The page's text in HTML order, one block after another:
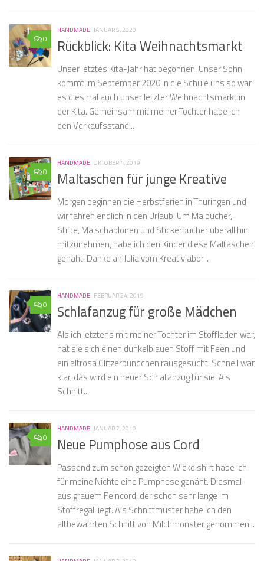
0
HANDMADE JANUAR 5, 2020
Rückblick: Kita Weihnachtsmarkt
Unser letztes Kita-Jahr hat begonnen. Unser Sohn
kommt im September 2020 in die Schule uns so war
es diesmal auch unser letzter Weihnachtsmarkt in
der Kita. Gemeinsam mit meiner Tochter habe ich
den Verkaufsstand...
0
HANDMADE OKTOBER 4, 2019
Maltaschen für junge Kreative
Morgen beginnen die Herbstferien in Thüringen und
wir fahren endlich in den Urlaub. Um Malbücher,
Stifte, Malschablonen und Stickerbücher überall hin
mitzunehmen, habe ich den Kinder diese Maltaschen
genäht. Danke an Julia vom Kreativlabor...
0
HANDMADE FEBRUAR 24, 2019
Schlafanzug für große Mädchen
Als ich letztens mit meiner Tochter im Stoffladen war,
hat sie sich einen dunkelblauen Stoff mit Feen und
ein altrosa Glitzerbündchen rausgesucht. Schnell war
klar, das wird ein neuer Schlafanzug für sie. Als
Schnitt...
0
HANDMADE JANUAR 7, 2019
Neue Pumphose aus Cord
Passend zum schon gezeigten Wickelshirt habe ich
für meine Nichte eine Pumphose genäht. Diesmal
aus grauem Feincord, der schon sehr lange im
Stoffregal liegt. Als Schnittmuster habe ich den
altbewährten Schnitt von Milchmonster genommen...